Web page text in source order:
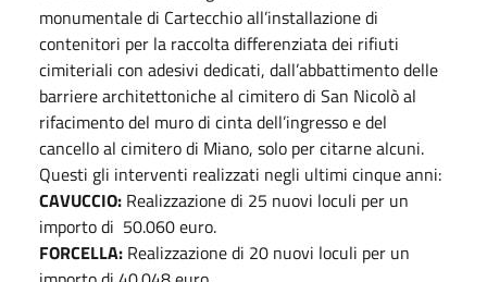
monumentale di Cartecchio all’installazione di
contenitori per la raccolta differenziata dei rifiuti
cimiteriali con adesivi dedicati, dall’abbattimento delle
barriere architettoniche al cimitero di San Nicolò al
rifacimento del muro di cinta dell’ingresso e del
cancello al cimitero di Miano, solo per citarne alcuni.
Questi gli interventi realizzati negli ultimi cinque anni:
CAVUCCIO: Realizzazione di 25 nuovi loculi per un
importo di 50.060 euro.
FORCELLA: Realizzazione di 20 nuovi loculi per un